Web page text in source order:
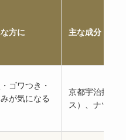
方に 主な成分
ゴワつき・
が気になる
京都宇治抹茶
ス）、ナツダ